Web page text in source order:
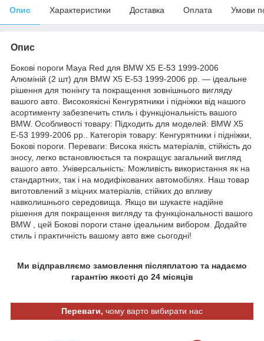
Опис Характеристики Доставка Оплата Умови
Опис
Бокові пороги Maya Red для BMW X5 E-53 1999-2006
Алюміній (2 шт) для BMW X5 E-53 1999-2006 рр. — ідеальне
рішення для тюнінгу та покращення зовнішнього вигляду
вашого авто. Високоякісні Кенгурятники і підніжки від нашого
асортименту забезпечить стиль і функціональність вашого
BMW. Особливості товару: Підходить для моделей: BMW X5
E-53 1999-2006 рр.. Категорія товару: Кенгурятники і підніжки,
Бокові пороги. Переваги: Висока якість матеріалів, стійкість до
зносу, легко встановлюється та покращує загальний вигляд
вашого авто. Універсальність: Можливість використання як на
стандартних, так і на модифікованих автомобілях. Наш товар
виготовлений з міцних матеріалів, стійких до впливу
навколишнього середовища. Якщо ви шукаєте надійне
рішення для покращення вигляду та функціональності вашого
BMW , цей Бокові пороги стане ідеальним вибором. Додайте
стиль і практичність вашому авто вже сьогодні!
Ми відправляємо замовлення післяплатою та надаємо
гарантію якості до 24 місяців
Переваги, чому варто вибирати нас